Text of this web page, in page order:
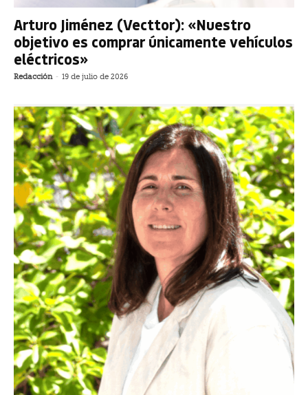
Arturo Jiménez (Vecttor): «Nuestro
objetivo es comprar únicamente vehículos
eléctricos»
Redacción - 19 de julio de 2026